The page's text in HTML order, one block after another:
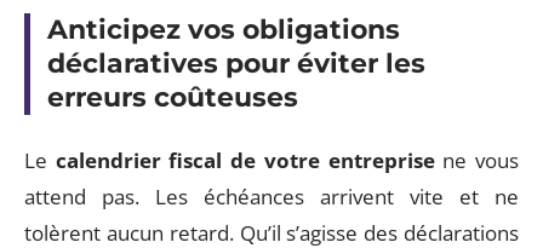
Anticipez vos obligations
déclaratives pour éviter les
erreurs coûteuses
Le calendrier fiscal de votre entreprisene vous
attend pas. Les échéances arrivent vite et ne
tolèrent aucun retard. Qu’il s’agisse des déclarations